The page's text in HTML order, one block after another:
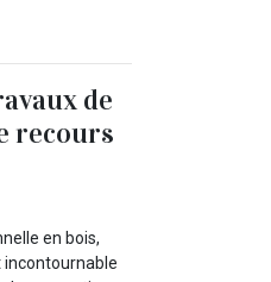
de
recours
en bois,
incontournable